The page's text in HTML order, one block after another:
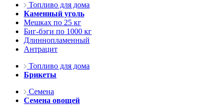
Топливо для дома
Каменный уголь
Мешках по 25 кг
Биг-бэги по 1000 кг
Длиннопламенный
Антрацит
Топливо для дома
Брикеты
Семена
Семена овощей